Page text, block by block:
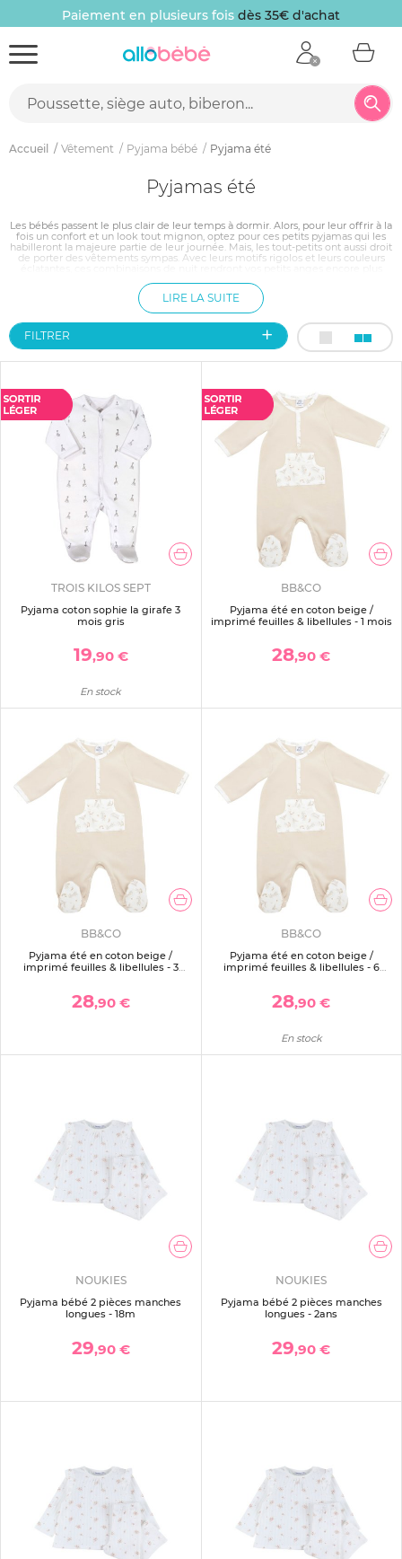
Paiement en plusieurs fois dès 35€ d'achat
Accueil Vêtement Pyjama bébé Pyjama été
Pyjamas été
Les bébés passent le plus clair de leur temps à dormir. Alors, pour leur offrir à la
fois un confort et un look tout mignon, optez pour ces petits pyjamas qui les
habilleront la majeure partie de leur journée. Mais, les tout-petits ont aussi droit
de porter des vêtements sympas. Avec leurs motifs rigolos et leurs couleurs
porter et faciles à enfiler. Idéal pour bébé comme pour papa et maman !
LIRE LA SUITE
FILTRER
TROIS KILOS SEPT
Pyjama coton sophie la girafe 3
mois gris
19,90 €
En stock
BB&CO
Pyjama été en coton beige /
imprimé feuilles & libellules - 1 mois
28,90 €
BB&CO
Pyjama été en coton beige /
imprimé feuilles & libellules - 3
28,90 €
BB&CO
Pyjama été en coton beige /
imprimé feuilles & libellules - 6
28,90 €
En stock
NOUKIES
Pyjama bébé 2 pièces manches
longues - 18m
29,90 €
NOUKIES
Pyjama bébé 2 pièces manches
longues - 2ans
29,90 €